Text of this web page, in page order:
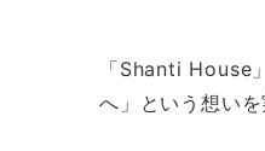
「Shanti House
へ」という想い